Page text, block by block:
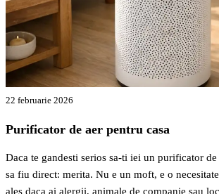
22 februarie 2026
Purificator de aer pentru casa
Daca te gandesti serios sa-ti iei un purificator de
sa fiu direct: merita. Nu e un moft, e o
ales daca ai alergii, animale de companie sau